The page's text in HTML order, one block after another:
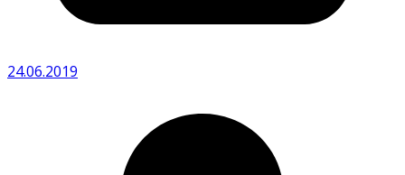
24.06.2019